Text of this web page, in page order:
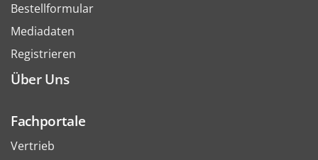
Bestellformular
Mediadaten
Registrieren
Über Uns
Fachportale
Vertrieb